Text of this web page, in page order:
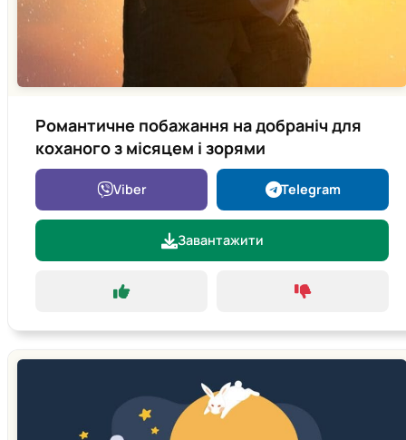
Романтичне побажання на добраніч для
коханого з місяцем і зорями
Viber Telegram
Завантажити